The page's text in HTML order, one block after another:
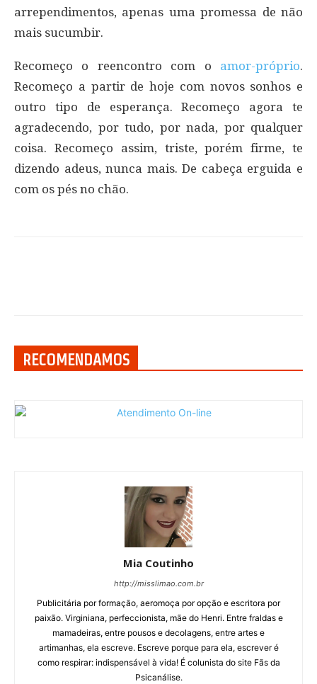
arrependimentos, apenas uma promessa de não
mais sucumbir.
Recomeço o reencontro com o amor-próprio.
Recomeço a partir de hoje com novos sonhos e
outro tipo de esperança. Recomeço agora te
agradecendo, por tudo, por nada, por qualquer
coisa. Recomeço assim, triste, porém firme, te
dizendo adeus, nunca mais. De cabeça erguida e
com os pés no chão.
RECOMENDAMOS
Mia Coutinho
http://misslimao.com.br
Publicitária por formação, aeromoça por opção e escritora por
paixão. Virginiana, perfeccionista, mãe do Henri. Entre fraldas e
mamadeiras, entre pousos e decolagens, entre artes e
artimanhas, ela escreve. Escreve porque para ela, escrever é
como respirar: indispensável à vida! É colunista do site Fãs da
Psicanálise.